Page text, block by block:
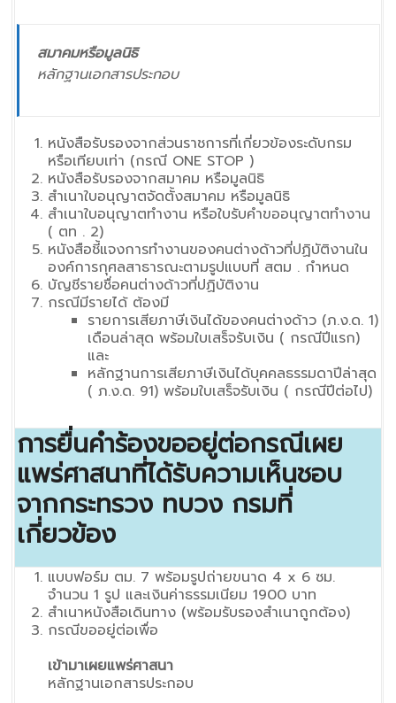
สมาคมหรือมูลนิธิ
หลักฐานเอกสารประกอบ
หนังสือรับรองจากส่วนราชการที่เกี่ยวข้องระดับกรม
หรือเทียบเท่า (กรณี ONE STOP )
หนังสือรับรองจากสมาคม หรือมูลนิธิ
สำเนาใบอนุญาตจัดตั้งสมาคม หรือมูลนิธิ
สำเนาใบอนุญาตทำงาน หรือใบรับคำขออนุญาตทำงาน
( ตท . 2)
หนังสือชี้แจงการทำงานของคนต่างด้าวที่ปฏิบัติงานใน
องค์การกุศลสาธารณะตามรูปแบบที่ สตม . กำหนด
บัญชีรายชื่อคนต่างด้าวที่ปฏิบัติงาน
กรณีมีรายได้ ต้องมี
รายการเสียภาษีเงินได้ของคนต่างด้าว (ภ.ง.ด. 1)
เดือนล่าสุด พร้อมใบเสร็จรับเงิน ( กรณีปีแรก)
และ
หลักฐานการเสียภาษีเงินได้บุคคลธรรมดาปีล่าสุด
( ภ.ง.ด. 91) พร้อมใบเสร็จรับเงิน ( กรณีปีต่อไป)
การยื่นคำร้องขออยู่ต่อกรณีเผย
แพร่ศาสนาที่ได้รับความเห็นชอบ
จากกระทรวง ทบวง กรมที่
เกี่ยวข้อง
แบบฟอร์ม ตม. 7 พร้อมรูปถ่ายขนาด 4 x 6 ซม.
จำนวน 1 รูป และเงินค่าธรรมเนียม 1900 บาท
สำเนาหนังสือเดินทาง (พร้อมรับรองสำเนาถูกต้อง)
กรณีขออยู่ต่อเพื่อ
เข้ามาเผยแพร่ศาสนา
หลักฐานเอกสารประกอบ